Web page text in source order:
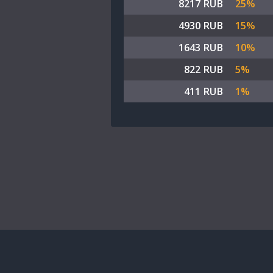
8217 RUB
25%
4930 RUB
15%
1643 RUB
10%
822 RUB
5%
411 RUB
1%